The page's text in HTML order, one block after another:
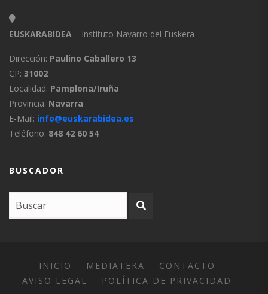
EUSKARABIDEA – Instituto Navarro del Euskera
Dirección: Paulino Caballero 13
CP: 31002
Localidad: Pamplona/Iruña
Provincia: Navarra
E-Mail: info@euskarabidea.es
Teléfono: 848 42 60 54
BUSCADOR
INICIO MEDIATEKA
CONTACTO
AVISO LEGAL
POLÍTICA DE PRIVACIDAD